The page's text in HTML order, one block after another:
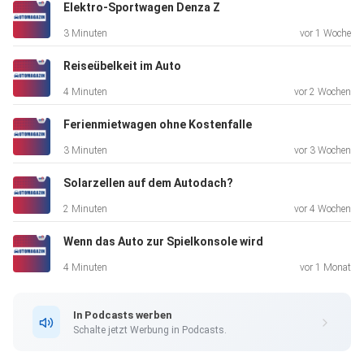
Elektro-Sportwagen Denza Z
3 Minuten vor 1 Woche
Reiseübelkeit im Auto
4 Minuten vor 2 Wochen
Ferienmietwagen ohne Kostenfalle
3 Minuten vor 3 Wochen
Solarzellen auf dem Autodach?
2 Minuten vor 4 Wochen
Wenn das Auto zur Spielkonsole wird
4 Minuten vor 1 Monat
In Podcasts werben
Schalte jetzt Werbung in Podcasts.